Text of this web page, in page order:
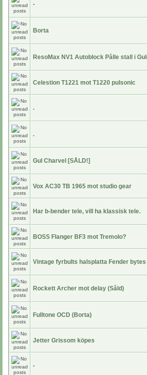
-
Borta
ResoMax NV1 Autoblock Pålle stall i
Celestion T1221 mot T1220 pulsonic
.
.
Gul Charvel [SÅLD!]
Vox AC30 TB 1965 mot studio gear
Har b-bender tele, vill ha klassisk tele.
BOSS Flanger BF3 mot Tremolo?
Vintage fyrbults halsplatta Fender bytes
Rockett Archer mot delay (Såld)
Fulltone OCD (Borta)
Jetter Grissom köpes
-